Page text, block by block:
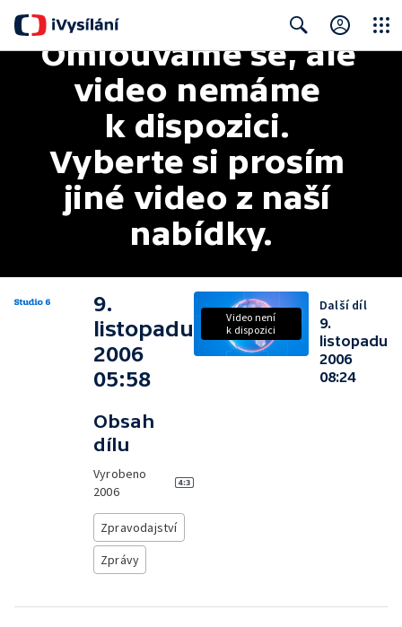
Search
Omlouváme se, ale
video nemáme
k dispozici.
Vyberte si prosím
jiné video z naší
nabídky.
9.
listopadu
2006
05:58
Obsah
dílu
Vyrobeno
2006
Zpravodajství
Zprávy
Video není
k dispozici
Další díl
9.
listopadu
2006
08:24